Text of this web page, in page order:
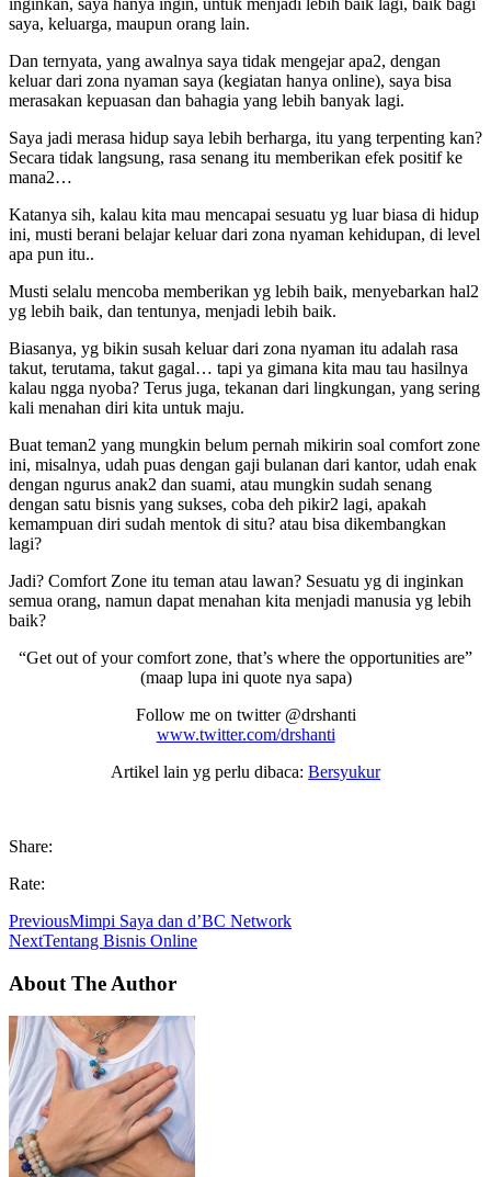
saya, keluarga, maupun orang lain.
Dan ternyata, yang awalnya saya tidak mengejar apa2, dengan
keluar dari zona nyaman saya (kegiatan hanya online), saya bisa
merasakan kepuasan dan bahagia yang lebih banyak lagi.
Saya jadi merasa hidup saya lebih berharga, itu yang terpenting kan?
Secara tidak langsung, rasa senang itu memberikan efek positif ke
mana2…
Katanya sih, kalau kita mau mencapai sesuatu yg luar biasa di hidup
ini, musti berani belajar keluar dari zona nyaman kehidupan, di level
apa pun itu..
Musti selalu mencoba memberikan yg lebih baik, menyebarkan hal2
yg lebih baik, dan tentunya, menjadi lebih baik.
Biasanya, yg bikin susah keluar dari zona nyaman itu adalah rasa
takut, terutama, takut gagal… tapi ya gimana kita mau tau hasilnya
kalau ngga nyoba? Terus juga, tekanan dari lingkungan, yang sering
kali menahan diri kita untuk maju.
Buat teman2 yang mungkin belum pernah mikirin soal comfort zone
ini, misalnya, udah puas dengan gaji bulanan dari kantor, udah enak
dengan ngurus anak2 dan suami, atau mungkin sudah senang
dengan satu bisnis yang sukses, coba deh pikir2 lagi, apakah
kemampuan diri sudah mentok di situ? atau bisa dikembangkan
lagi?
Jadi? Comfort Zone itu teman atau lawan? Sesuatu yg di inginkan
semua orang, namun dapat menahan kita menjadi manusia yg lebih
baik?
“Get out of your comfort zone, that’s where the opportunities are”
(maap lupa ini quote nya sapa)
Follow me on twitter @drshanti
www.twitter.com/drshanti
Artikel lain yg perlu dibaca: Bersyukur
Share:
Rate:
PreviousMimpi Saya dan d’BC Network
NextTentang Bisnis Online
About The Author